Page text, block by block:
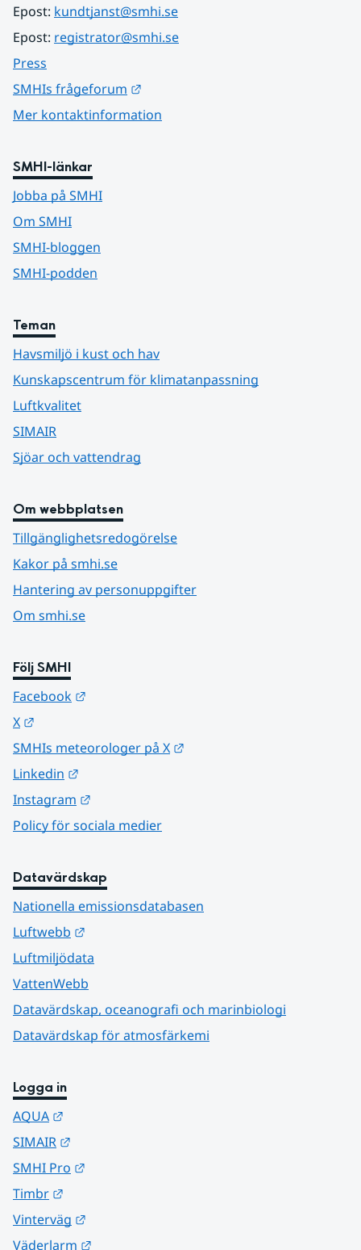
Epost: kundtjanst@smhi.se
Epost: registrator@smhi.se
Press
SMHIs frågeforum
Mer kontaktinformation
SMHI-länkar
Jobba på SMHI
Om SMHI
SMHI-bloggen
SMHI-podden
Teman
Havsmiljö i kust och hav
Kunskapscentrum för klimatanpassning
Luftkvalitet
SIMAIR
Sjöar och vattendrag
Om webbplatsen
Tillgänglighetsredogörelse
Kakor på smhi.se
Hantering av personuppgifter
Om smhi.se
Följ SMHI
Facebook
X
SMHIs meteorologer på X
Linkedin
Instagram
Policy för sociala medier
Datavärdskap
Nationella emissionsdatabasen
Luftwebb
Luftmiljödata
VattenWebb
Datavärdskap, oceanografi och marinbiologi
Datavärdskap för atmosfärkemi
Logga in
AQUA
SIMAIR
SMHI Pro
Timbr
Vinterväg
Väderlarm